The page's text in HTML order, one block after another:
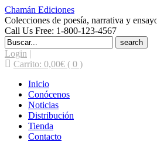
Chamán Ediciones
Colecciones de poesía, narrativa y
Call Us Free: 1-800-123-4567
Search
for:
Login |
Carrito: 0,00€ ( 0 )
Inicio
Conócenos
Noticias
Distribución
Tienda
Contacto